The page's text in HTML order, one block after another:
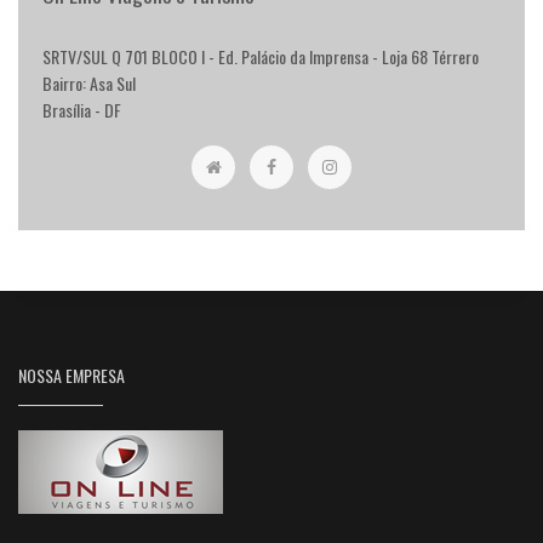
SRTV/SUL Q 701 BLOCO I - Ed. Palácio da Imprensa - Loja 68 Térrero
Bairro: Asa Sul
Brasília - DF
NOSSA EMPRESA